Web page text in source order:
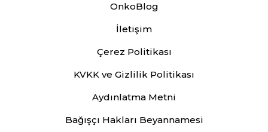
OnkoBlog
İletişim
Çerez Politikası
KVKK ve Gizlilik Politikası
Aydınlatma Metni
Bağışçı Hakları Beyannamesi